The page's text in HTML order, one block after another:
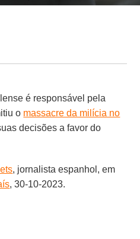
é responsável pela
o massacre da milícia no
decisões a favor do
, jornalista espanhol, em
, 30-10-2023.